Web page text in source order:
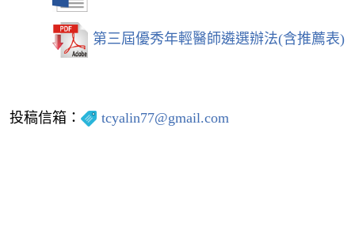
第三屆優秀年輕醫師遴選辦法(含推薦表)
投稿信箱： tcyalin77@gmail.com